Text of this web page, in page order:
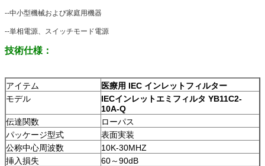
--中小型機械および家庭用機器
--単相電源、スイッチモード電源
技術仕様：
アイテム
医療用 IEC インレットフィルター
モデル
IECインレットエミフィルタ YB11C2-
10A-Q
伝達関数
ローパス
パッケージ型式
表面実装
公称中心周波数
10K-30MHZ
挿入損失
60～90dB